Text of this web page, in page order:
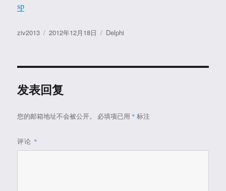
sp
作
ziv2013
发
2012年12月18日
分
Delphi
发表回复
您的邮箱地址不会被公开。 必填项已用 * 标注
评论 *